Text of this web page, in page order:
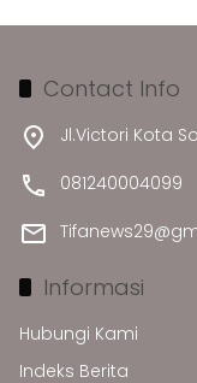
Contact Info
Jl.Victori Kota
081240004099
Informasi
Hubungi Kami
Indeks Berita